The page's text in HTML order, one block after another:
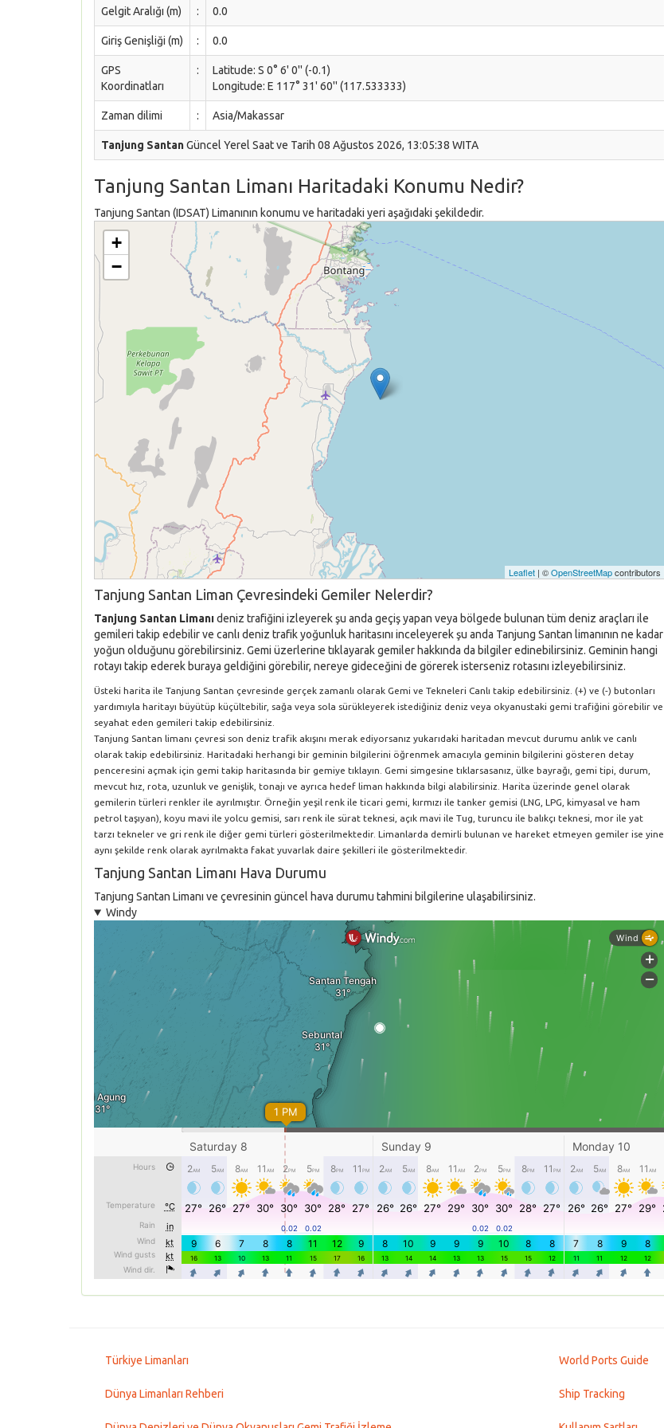
Gelgit Aralığı (m) : 0.0
Giriş Genişliği (m) : 0.0
GPS
Koordinatları
:
Latitude: S 0° 6' 0'' (-0.1)
Longitude: E 117° 31' 60'' (117.533333)
Zaman dilimi : Asia/Makassar
Tanjung SantanGüncel Yerel Saat ve Tarih 08 Ağustos 2026, 13:05:38 WITA
Tanjung Santan Limanı Haritadaki Konumu Nedir?
Tanjung Santan (IDSAT) Limanının konumu ve haritadaki yeri aşağıdaki şekildedir.
+
−
Leaflet | ©OpenStreetMapcontributors
Tanjung Santan Liman Çevresindeki Gemiler Nelerdir?
Tanjung Santan Limanıdeniz trafiğini izleyerek şu anda geçiş yapan veya bölgede bulunan tüm deniz araçları ile
gemileri takip edebilir ve canlı deniz trafik yoğunluk haritasını inceleyerek şu anda Tanjung Santan limanının ne kadar
yoğun olduğunu görebilirsiniz. Gemi üzerlerine tıklayarak gemiler hakkında da bilgiler edinebilirsiniz. Geminin hangi
rotayı takip ederek buraya geldiğini görebilir, nereye gideceğini de görerek isterseniz rotasını izleyebilirsiniz.
Üsteki harita ile Tanjung Santan çevresinde gerçek zamanlı olarak Gemi ve Tekneleri Canlı takip edebilirsiniz. (+) ve (-) butonları
yardımıyla haritayı büyütüp küçültebilir, sağa veya sola sürükleyerek istediğiniz deniz veya okyanustaki gemi trafiğini görebilir ve
seyahat eden gemileri takip edebilirsiniz.
Tanjung Santan limanı çevresi son deniz trafik akışını merak ediyorsanız yukarıdaki haritadan mevcut durumu anlık ve canlı
olarak takip edebilirsiniz. Haritadaki herhangi bir geminin bilgilerini öğrenmek amacıyla geminin bilgilerini gösteren detay
penceresini açmak için gemi takip haritasında bir gemiye tıklayın. Gemi simgesine tıklarsasanız, ülke bayrağı, gemi tipi, durum,
mevcut hız, rota, uzunluk ve genişlik, tonajı ve ayrıca hedef liman hakkında bilgi alabilirsiniz. Harita üzerinde genel olarak
gemilerin türleri renkler ile ayrılmıştır. Örneğin yeşil renk ile ticari gemi, kırmızı ile tanker gemisi (LNG, LPG, kimyasal ve ham
petrol taşıyan), koyu mavi ile yolcu gemisi, sarı renk ile sürat teknesi, açık mavi ile Tug, turuncu ile balıkçı teknesi, mor ile yat
tarzı tekneler ve gri renk ile diğer gemi türleri gösterilmektedir. Limanlarda demirli bulunan ve hareket etmeyen gemiler ise yine
aynı şekilde renk olarak ayrılmakta fakat yuvarlak daire şekilleri ile gösterilmektedir.
Tanjung Santan Limanı Hava Durumu
Tanjung Santan Limanı ve çevresinin güncel hava durumu tahmini bilgilerine ulaşabilirsiniz.
Windy
Türkiye Limanları
Dünya Limanları Rehberi
World Ports Guide
Ship Tracking